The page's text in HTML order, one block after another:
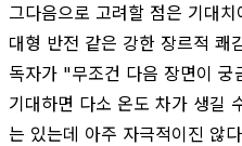
그다음으로 고려할 점은 기대
대형 반전 같은 강한 장르적 쾌
독자가 "무조건 다음 장면이
기대하면 다소 온도 차가 생길
는 있는데 아주 자극적이진 않